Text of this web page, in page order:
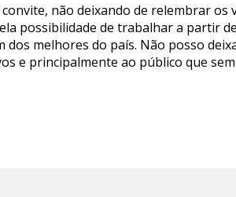
não deixando de relembrar os
possibilidade de trabalhar a partir
dos melhores do país. Não posso
e principalmente ao público que